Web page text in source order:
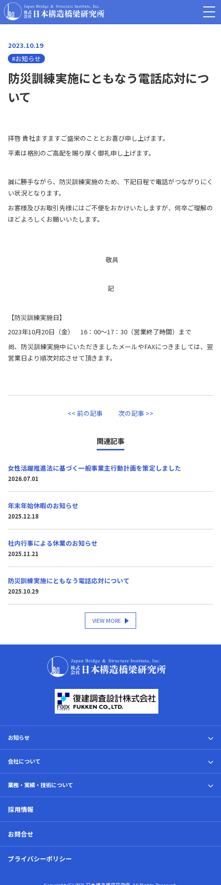
2023.10.19
#お知らせ
防災訓練実施にともなう電話応対につ
いて
拝啓 貴社ますますご盛栄のこととお喜び申し上げます。
平素は格別のご高配を賜り厚く御礼申し上げます。
誠に勝手ながら、防災訓練実施のため、下記日程で電話がつながりにく
い状況となります。
お客様及びお取引先様にはご不便をおかけいたしますが、何卒ご理解の
ほどよろしくお願いいたします。
敬具
記
【防災訓練実施日】
2023年10月20日（金） 16：00～17：30（営業終了時間）まで
尚、防災訓練実施中にいただきましたメールやFAXにつきましては、翌
営業日より順次対応させて頂きます。
<< 前の記事 次の記事 >>
関連記事
女性活躍推進法に基づく一般事業主行動計画を策定しました
2026.07.01
年末年始休暇のお知らせ
2025.12.18
社内行事による休業のお知らせ
2025.11.21
防災訓練実施にともなう電話応対について
2025.10.29
VIEW MORE
お知らせ
トピックス
会社について
会社案内
代表挨拶
理念・ビジョン
業務・実績・技術について
業務内容
実績・技術
採用情報
お問合せ
プライバシーポリシー